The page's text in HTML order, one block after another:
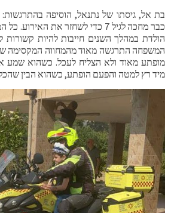
בת אל, גיסתו של נתנאל, הוסיפה בהתרגשות:
כבר מחכה לגיל 7 כדי לשחזר את
הולדת במהלך השנים חייבות להיות קשורות
המשפחה התרגשה מאוד מהמחווה המקסימה
מופתע מאוד ולא הצליח לעכל. כשהוא שמע
מיד רץ למטה והפעם הופתע, כשהוא הבין